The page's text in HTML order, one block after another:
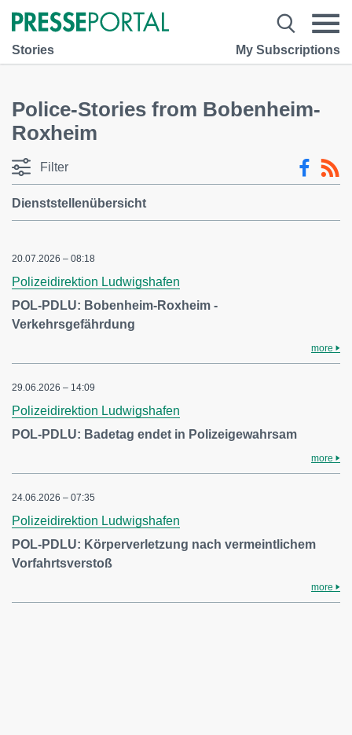
Stories My Subscriptions
Police-Stories from Bobenheim-
Roxheim
Filter
Dienststellenübersicht
20.07.2026 – 08:18
Polizeidirektion Ludwigshafen
POL-PDLU: Bobenheim-Roxheim -
Verkehrsgefährdung
more
29.06.2026 – 14:09
Polizeidirektion Ludwigshafen
POL-PDLU: Badetag endet in Polizeigewahrsam
more
24.06.2026 – 07:35
Polizeidirektion Ludwigshafen
POL-PDLU: Körperverletzung nach vermeintlichem
Vorfahrtsverstoß
more